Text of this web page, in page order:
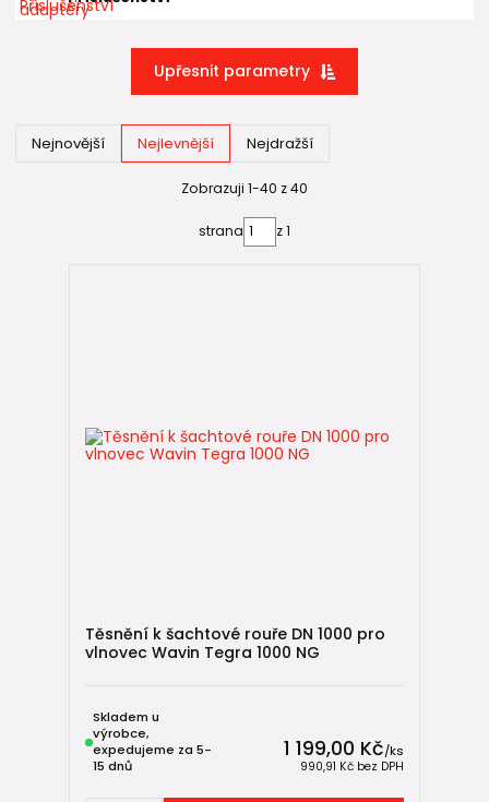
požadavků projektu:
možností připojení potrubí od DN 160 do DN 500.
Roury a spojky– vlnovcové roury z PP s vysokou
kruhovou tuhostí a možností nastavení výšky šachty.
provozní potřeby, včetně standardu pro komunikace.
Wavin Tegra 1000 NG je vhodná pro projekty, kde je potřeba
kombinace vysoké odolnosti, těsnosti a jednoduché
zónách nebo v infrastruktuře veřejných komunikací, kde je
kladen důraz na bezpečný přístup pro údržbu a kontrolu.
Upřesnit parametry
Nejnovější Nejlevnější Nejdražší
Zobrazuji 1-40 z 40
strana z 1
Těsnění k šachtové rouře DN 1000 pro
vlnovec Wavin Tegra 1000 NG
1 199,00 Kč/ks
990,91 Kč bez DPH
Skladem u
výrobce,
expedujeme za 5-
15 dnů